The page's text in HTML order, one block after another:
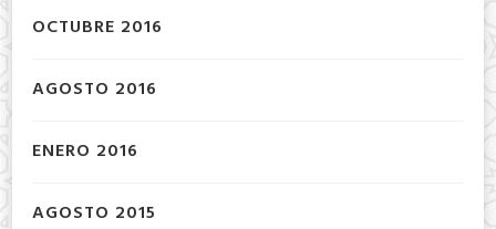
OCTUBRE 2016
AGOSTO 2016
ENERO 2016
AGOSTO 2015